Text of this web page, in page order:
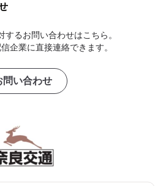
するお問い合わせはこちら。
企業に直接連絡できます。
問い合わせ